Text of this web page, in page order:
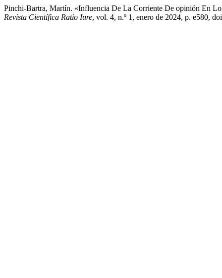
Pinchi-Bartra, Martín. «Influencia De La Corriente De opinión En
Revista Científica Ratio Iure, vol. 4, n.º 1, enero de 2024, p. e580,